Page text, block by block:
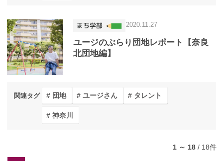
ユージのぶらり団地レポート【奈良
北団地編】
2020.11.27
関連タグ 団地 ユージさん タレント
神奈川
1 ～ 18/ 18件